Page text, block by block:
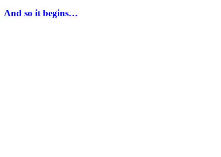
And so it begins…